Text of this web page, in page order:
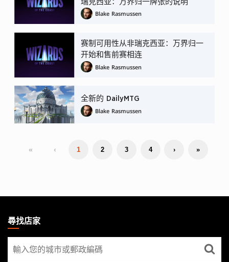
瑞克西亚：万界归一牌张的说明
Blake Rasmussen
赛制可用性从非瑞克西亚：万界归一
开始和售前赛相连
Blake Rasmussen
全新的 DailyMTG
Blake Rasmussen
« ‹ 1 2 3 4 › »
THE
GATHERING
FOOTER
尋找店家
尋
找